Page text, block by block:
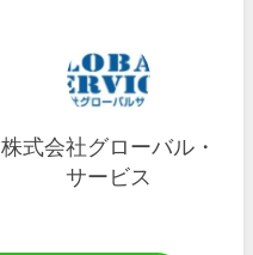
株式会社グローバル・
サービス